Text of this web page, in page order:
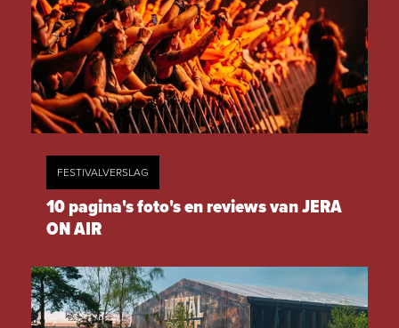
FESTIVALVERSLAG
10 pagina's foto's en reviews van JERA
ON AIR